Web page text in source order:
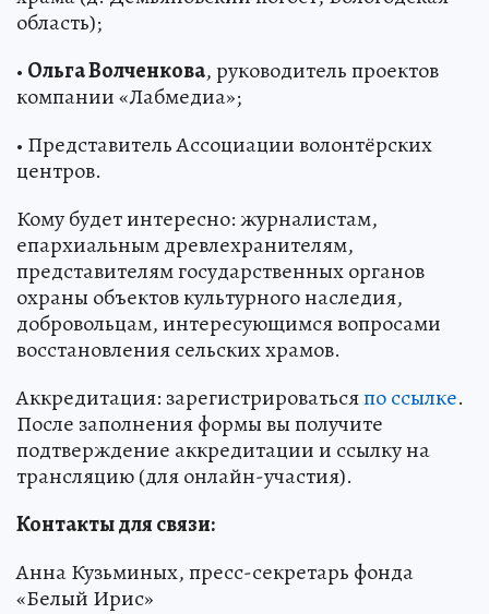
область);
• Ольга Волченкова, руководитель проектов
компании «Лабмедиа»;
• Представитель Ассоциации волонтёрских
центров.
Кому будет интересно: журналистам,
епархиальным древлехранителям,
представителям государственных органов
охраны объектов культурного наследия,
добровольцам, интересующимся вопросами
восстановления сельских храмов.
Аккредитация: зарегистрироватьсяпо ссылке.
После заполнения формы вы получите
подтверждение аккредитации и ссылку на
трансляцию (для онлайн-участия).
Контакты для связи:
Анна Кузьминых, пресс-секретарь фонда
«Белый Ирис»